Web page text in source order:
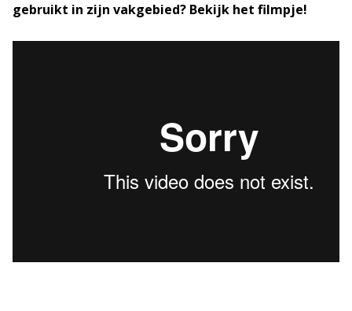
gebruikt in zijn vakgebied? Bekijk het filmpje!